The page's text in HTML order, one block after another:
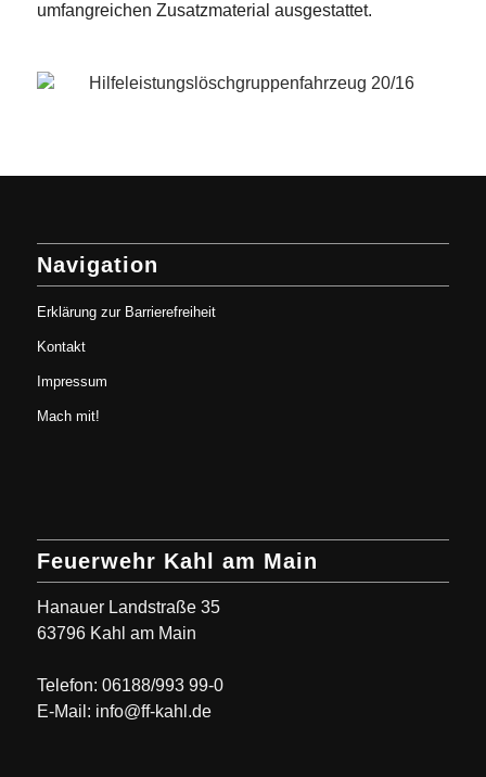
umfangreichen Zusatzmaterial ausgestattet.
Navigation
Erklärung zur Barrierefreiheit
Kontakt
Impressum
Mach mit!
Feuerwehr Kahl am Main
Hanauer Landstraße 35
63796 Kahl am Main
Telefon: 06188/993 99-0
E-Mail: info@ff-kahl.de